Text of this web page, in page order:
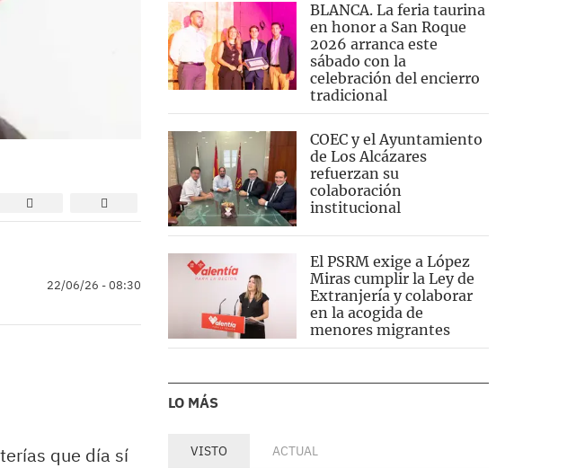
22/06/26 - 08:30
que día sí
BLANCA. La feria taurina
en honor a San Roque
2026 arranca este
sábado con la
celebración del encierro
tradicional
COEC y el Ayuntamiento
de Los Alcázares
refuerzan su
colaboración
institucional
El PSRM exige a López
Miras cumplir la Ley de
Extranjería y colaborar
en la acogida de
menores migrantes
LO MÁS
VISTO ACTUAL